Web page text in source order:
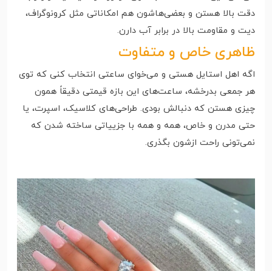
دقت بالا هستن و بعضی‌هاشون هم امکاناتی مثل کرونوگراف،
دیت و مقاومت بالا در برابر آب دارن.
ظاهری خاص و متفاوت
اگه اهل استایل هستی و می‌خوای ساعتی انتخاب کنی که توی
هر جمعی بدرخشه، ساعت‌های این بازه قیمتی دقیقاً همون
چیزی هستن که دنبالش بودی. طراحی‌های کلاسیک، اسپرت، یا
حتی مدرن و خاص، همه و همه با جزییاتی ساخته شدن که
نمی‌تونی راحت ازشون بگذری.